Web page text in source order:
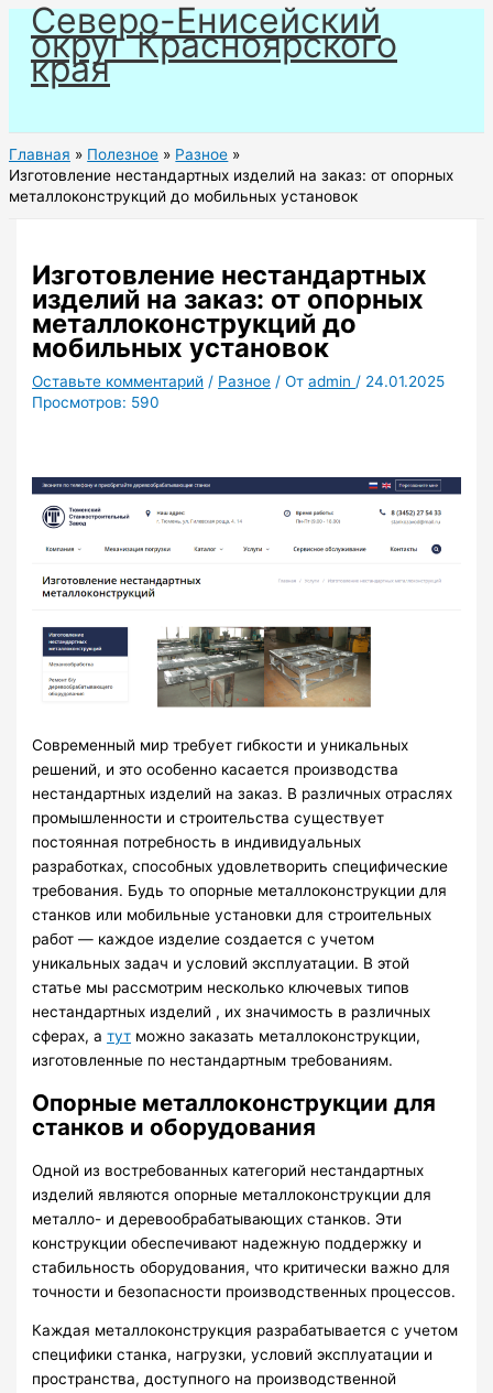
Перейти
содержимому
Северо-Енисейский
округ Красноярского
края
Главная Полезное
Разное
Изготовление нестандартных изделий на заказ: от опорных
металлоконструкций до мобильных установок
Изготовление нестандартных
изделий на заказ: от опорных
металлоконструкций до
мобильных установок
Оставьте комментарий / Разное / Отadmin / 24.01.2025
Просмотров: 590
Современный мир требует гибкости и уникальных
решений, и это особенно касается производства
нестандартных изделий на заказ. В различных отраслях
промышленности и строительства существует
постоянная потребность в индивидуальных
разработках, способных удовлетворить специфические
требования. Будь то опорные металлоконструкции для
станков или мобильные установки для строительных
работ — каждое изделие создается с учетом
уникальных задач и условий эксплуатации. В этой
статье мы рассмотрим несколько ключевых типов
нестандартных изделий , их значимость в различных
сферах, атут можно заказать металлоконструкции,
изготовленные по нестандартным требованиям.
Опорные металлоконструкции для
станков и оборудования
Одной из востребованных категорий нестандартных
изделий являются опорные металлоконструкции для
металло- и деревообрабатывающих станков. Эти
конструкции обеспечивают надежную поддержку и
стабильность оборудования, что критически важно для
точности и безопасности производственных процессов.
Каждая металлоконструкция разрабатывается с учетом
специфики станка, нагрузки, условий эксплуатации и
пространства, доступного на производственной